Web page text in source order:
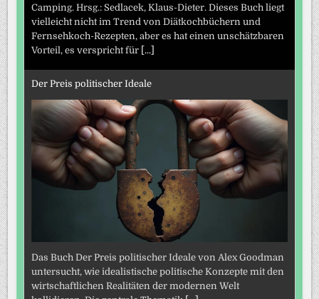
Camping. Hrsg.: Sedlacek, Klaus-Dieter. Dieses Buch liegt
vielleicht nicht im Trend von Diätkochbüchern und
Fernsehkoch-Rezepten, aber es hat einen unschätzbaren
Vorteil, es verspricht für [...]
Der Preis politischer Ideale
Das Buch Der Preis politischer Ideale von Alex Goodman
untersucht, wie idealistische politische Konzepte mit den
wirtschaftlichen Realitäten der modernen Welt